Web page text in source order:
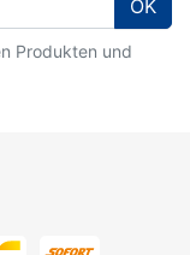
OK
Produkten und